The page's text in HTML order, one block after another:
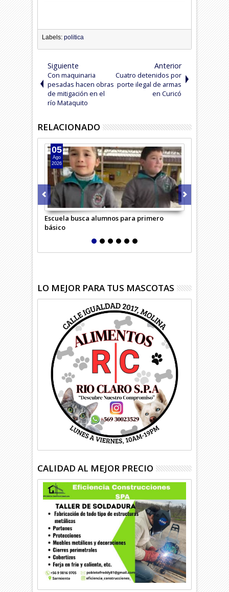
Labels:politica
Siguiente
Con maquinaria
pesadas hacen obras
de mitigación en el
río Mataquito
Anterior
Cuatro detenidos por
porte ilegal de armas
en Curicó
RELACIONADO
Escuela busca alumnos para primero
básico
05
Ago
2026
LO MEJOR PARA TUS MASCOTAS
CALIDAD AL MEJOR PRECIO